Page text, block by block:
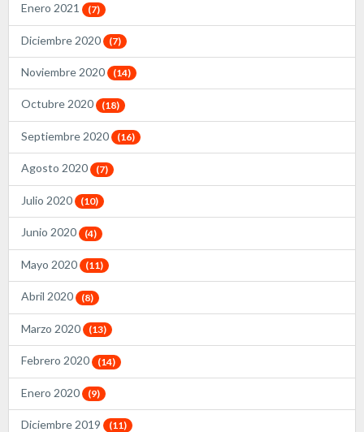
Enero 2021 (7)
Diciembre 2020 (7)
Noviembre 2020 (14)
Octubre 2020 (18)
Septiembre 2020 (16)
Agosto 2020 (7)
Julio 2020 (10)
Junio 2020 (4)
Mayo 2020 (11)
Abril 2020 (8)
Marzo 2020 (13)
Febrero 2020 (14)
Enero 2020 (9)
Diciembre 2019 (11)